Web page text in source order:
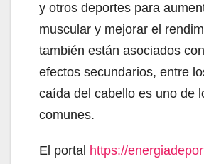
y otros deportes para
muscular y mejorar el
también están asociados
efectos secundarios, entre
caída del cabello es uno de
comunes.
El portal https://